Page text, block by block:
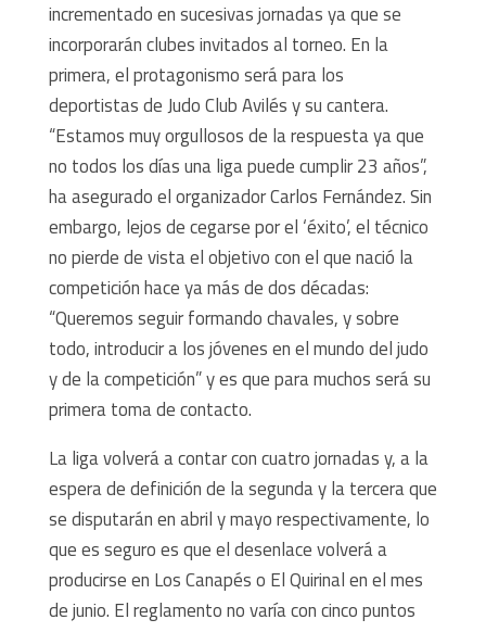
incrementado en sucesivas jornadas ya que se
incorporarán clubes invitados al torneo. En la
primera, el protagonismo será para los
deportistas de Judo Club Avilés y su cantera.
“Estamos muy orgullosos de la respuesta ya que
no todos los días una liga puede cumplir 23 años”,
ha asegurado el organizador Carlos Fernández. Sin
embargo, lejos de cegarse por el ‘éxito’, el técnico
no pierde de vista el objetivo con el que nació la
competición hace ya más de dos décadas:
“Queremos seguir formando chavales, y sobre
todo, introducir a los jóvenes en el mundo del judo
y de la competición” y es que para muchos será su
primera toma de contacto.
La liga volverá a contar con cuatro jornadas y, a la
espera de definición de la segunda y la tercera que
se disputarán en abril y mayo respectivamente, lo
que es seguro es que el desenlace volverá a
producirse en Los Canapés o El Quirinal en el mes
de junio. El reglamento no varía con cinco puntos